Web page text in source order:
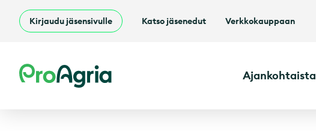
Kirjaudu jäsensivulle Katso jäsenedut Verkkokauppaan
ProAgria Ajankohtaista